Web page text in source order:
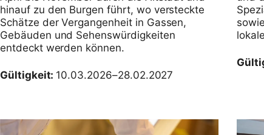
hinauf zu den Burgen führt, wo versteckte
Schätze der Vergangenheit in Gassen,
Gebäuden und Sehenswürdigkeiten
entdeckt werden können.
Gültigkeit: 10.03.2026–28.02.2027